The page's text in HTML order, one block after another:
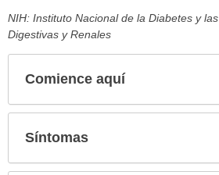
NIH: Instituto Nacional de la Diabetes y
Digestivas y Renales
Comience aquí
Síntomas